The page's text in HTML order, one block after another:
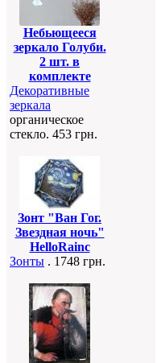
Небьющееся
зеркало Голуби.
2 шт. в
комплекте
Декоративные
зеркала
органическое
стекло. 453 грн.
Зонт "Ван Гог.
Звездная ночь"
HelloRainc
Зонты . 1748 грн.